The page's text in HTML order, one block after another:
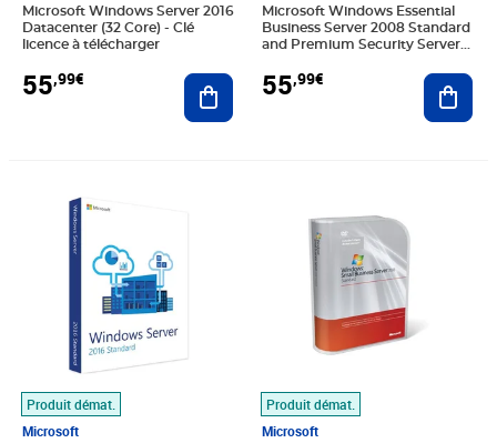
Microsoft Windows Server 2016
Datacenter (32 Core) - Clé
licence à télécharger
55,99€ Ajouter au panier
Microsoft Windows Essential
Business Server 2008 Standard
and Premium Security Server
télécharger
55,99€
Produit démat.
Microsoft
Produit démat.
Microsoft